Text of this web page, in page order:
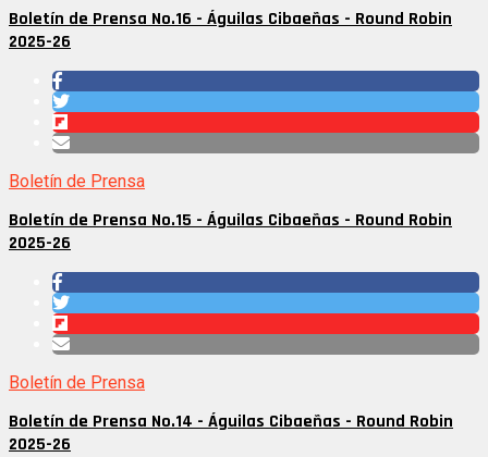
Boletín de Prensa No.16 - Águilas Cibaeñas - Round Robin
2025-26
Boletín de Prensa
Boletín de Prensa No.15 - Águilas Cibaeñas - Round Robin
2025-26
Boletín de Prensa
Boletín de Prensa No.14 - Águilas Cibaeñas - Round Robin
2025-26